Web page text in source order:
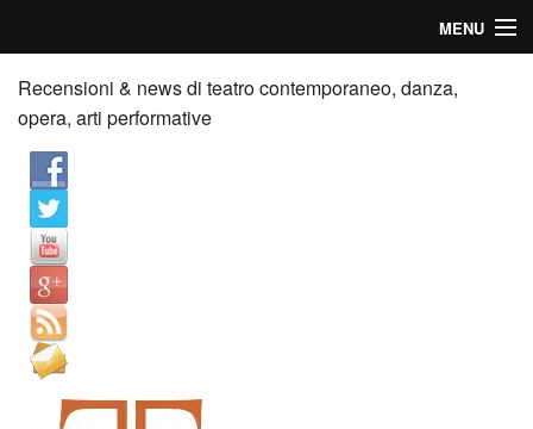
MENU
Home
Recensioni
Anticipazioni
News
Palazzi consiglia
Video
Chi siamo
Recensioni & news di teatro contemporaneo, danza,
opera, arti performative